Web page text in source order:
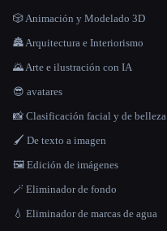
🎲 Animación y Modelado 3D
🏯 Arquitectura e Interiorismo
🌄 Arte e ilustración con IA
😎 avatares
📸 Clasificación facial y de belleza
🖌️ De texto a imagen
🖼️ Edición de imágenes
🪄 Eliminador de fondo
💧 Eliminador de marcas de agua